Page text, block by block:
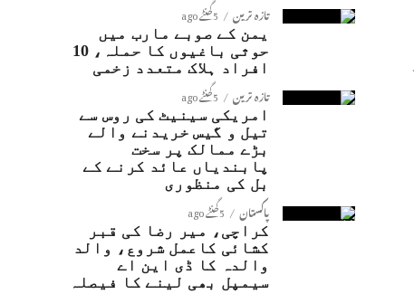
تازہ ترین 5 گھنٹے ago
یمن کے صوبے مارب میں
حوثی باغیوں کا حملہ، 10
افراد ہلاک متعدد زخمی
تازہ ترین 5 گھنٹے ago
امریکی سینیٹ کی روس سے
تیل و گیس خریدنے والے
بڑے ممالک پر سخت
پابندیاں عائد کرنے کے
بل کی منظوری
پاکستان 5 گھنٹے ago
کراچی، میر رضا کی قبر
کشائی کاعمل شروع، والد
والدہ کا ڈی این اے
سیمپل بھی لینے کا فیصلہ